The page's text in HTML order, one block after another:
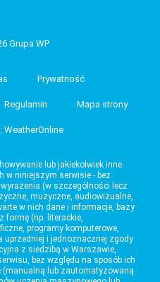
Grupa WP
Prywatność
Regulamin Mapa strony
WeatherOnline
lub jakiekolwiek inne
w niniejszym serwisie - bez
(w szczególności lecz
muzyczne, audiowizualne,
w nich dane i informacje, bazy
formę (np. literackie,
programy komputerowe,
uprzedniej i jednoznacznej zgody
z siedzibą w Warszawie,
bez względu na sposób ich
lub zautomatyzowaną